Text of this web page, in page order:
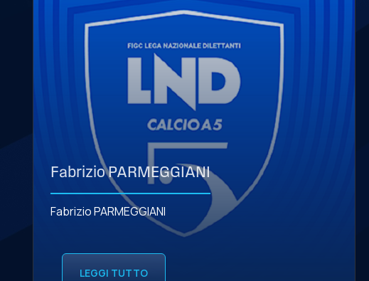
Fabrizio PARMEGGIANI
Fabrizio PARMEGGIANI
LEGGI TUTTO